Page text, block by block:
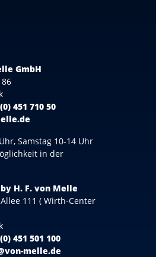
GmbH
451 710 50
Samstag 10-14 Uhr
in der
H. F. von Melle
111 ( Wirth-Center
451 501 100
melle.de